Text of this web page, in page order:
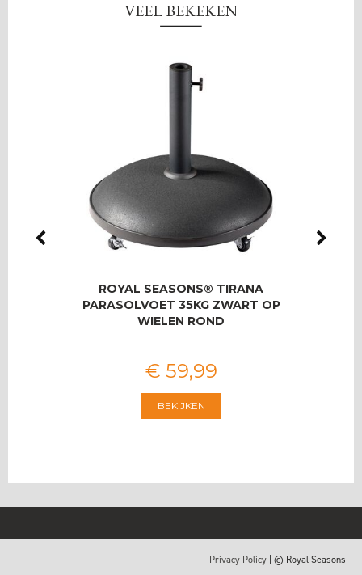
VEEL BEKEKEN
ROYAL SEASONS® TIRANA
PARASOLVOET 35KG ZWART OP
WIELEN ROND
€ 59,99
BEKIJKEN
Privacy Policy | © Royal Seasons